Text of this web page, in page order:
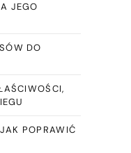
JEGO
DO
POPRAWIĆ